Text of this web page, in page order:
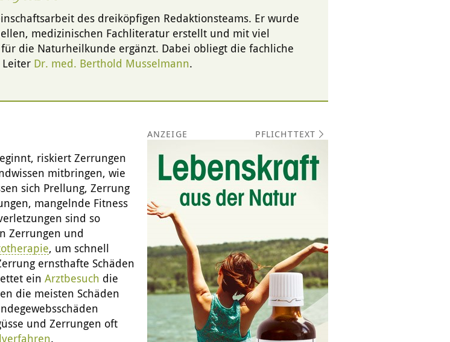
des dreiköpfigen Redaktionsteams. Er wurde
medizinischen Fachliteratur erstellt und mit viel
die Naturheilkunde ergänzt. Dabei obliegt die fachliche
Dr. med. Berthold Musselmann.
riskiert Zerrungen
mitbringen, wie
sich Prellung, Zerrung
mangelnde Fitness
sind so
Zerrungen und
, um schnell
ernsthafte Schäden
ein Arztbesuch die
die meisten Schäden
und Zerrungen oft
.
PFLICHTTEXT